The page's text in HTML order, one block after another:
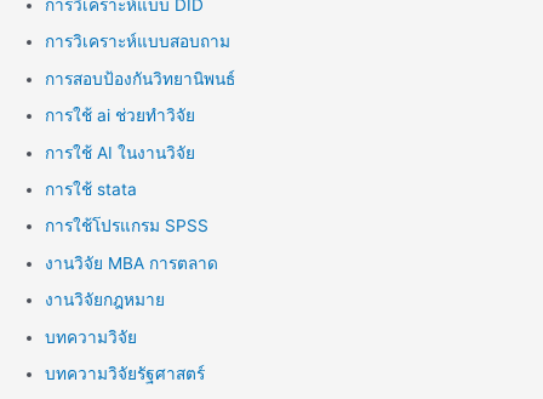
การวิเคราะห์แบบ DID
การวิเคราะห์แบบสอบถาม
การสอบป้องกันวิทยานิพนธ์
การใช้ ai ช่วยทำวิจัย
การใช้ AI ในงานวิจัย
การใช้ stata
การใช้โปรแกรม SPSS
งานวิจัย MBA การตลาด
งานวิจัยกฎหมาย
บทความวิจัย
บทความวิจัยรัฐศาสตร์